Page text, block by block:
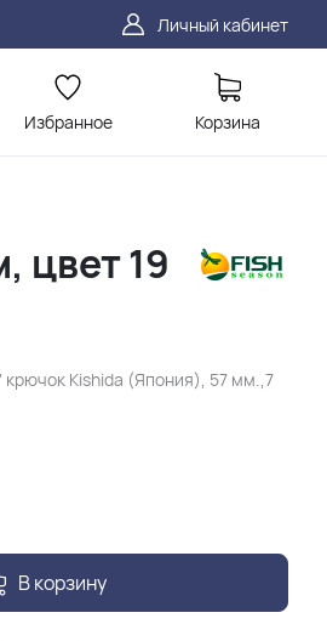
Личный кабинет
Избранное Корзина
цвет 19
крючок Kishida (Япония), 57 мм.,7
В корзину